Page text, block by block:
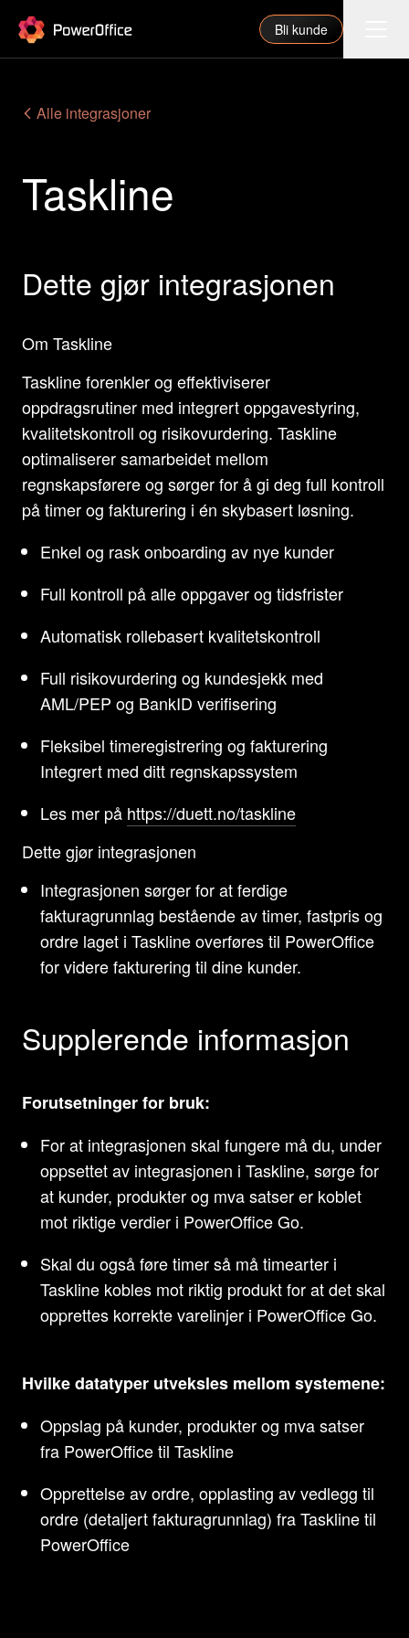
PowerOffice Bli kunde
Funksjoner
Priser
Våre partnere
Om oss
Support
Logg inn
Alle integrasjoner
Taskline
Dette gjør integrasjonen
Om Taskline
Taskline forenkler og effektiviserer
oppdragsrutiner med integrert oppgavestyring,
kvalitetskontroll og risikovurdering. Taskline
optimaliserer samarbeidet mellom
regnskapsførere og sørger for å gi deg full kontroll
på timer og fakturering i én skybasert løsning.
Enkel og rask onboarding av nye kunder
Full kontroll på alle oppgaver og tidsfrister
Automatisk rollebasert kvalitetskontroll
Full risikovurdering og kundesjekk med
AML/PEP og BankID verifisering
Fleksibel timeregistrering og fakturering
Integrert med ditt regnskapssystem
Les mer på https://duett.no/taskline
Dette gjør integrasjonen
Integrasjonen sørger for at ferdige
fakturagrunnlag bestående av timer, fastpris og
ordre laget i Taskline overføres til PowerOffice
for videre fakturering til dine kunder.
Supplerende informasjon
Forutsetninger for bruk:
For at integrasjonen skal fungere må du, under
oppsettet av integrasjonen i Taskline, sørge for
at kunder, produkter og mva satser er koblet
mot riktige verdier i PowerOffice Go.
Skal du også føre timer så må timearter i
Taskline kobles mot riktig produkt for at det skal
opprettes korrekte varelinjer i PowerOffice Go.
Hvilke datatyper utveksles mellom systemene:
Oppslag på kunder, produkter og mva satser
fra PowerOffice til Taskline
Opprettelse av ordre, opplasting av vedlegg til
ordre (detaljert fakturagrunnlag) fra Taskline til
PowerOffice